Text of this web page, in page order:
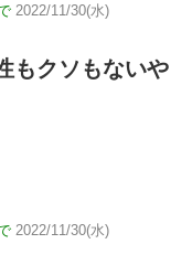
2022/11/30(水)
もクソもないや
2022/11/30(水)